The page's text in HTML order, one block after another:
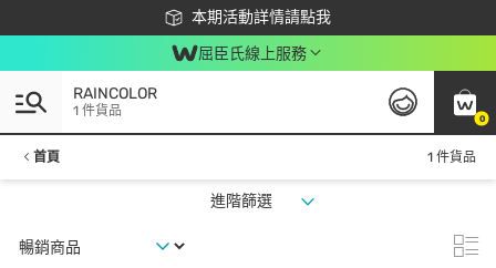
本期活動詳情請點我
下載app最高回饋$350
屈臣氏線上服務
0
RAINCOLOR
1 件貨品
首頁 1 件貨品
進階篩選